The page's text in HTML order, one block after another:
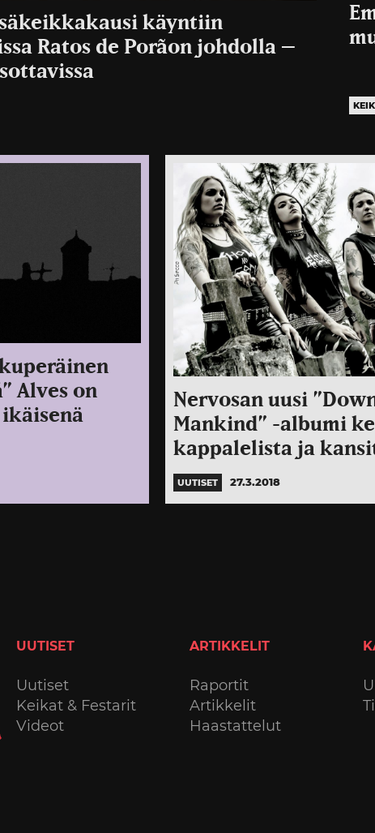
käyntiin
Ratos de Porãon johdolla –
Alves on
Nervosan uusi
Mankind” -albumi
kappalelista ja
UUTISET 27.3.2018
UUTISET
Uutiset
Keikat & Festarit
Videot
ARTIKKELIT
Raportit
Artikkelit
Haastattelut